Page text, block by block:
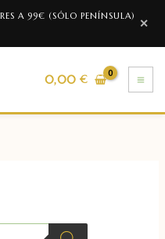
A 99€ (SÓLO PENÍNSULA)
✕
0,00€